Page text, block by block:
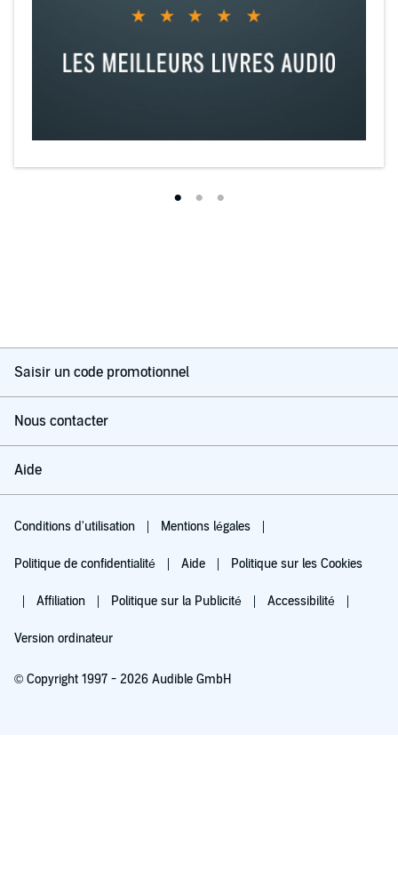
Saisir un code promotionnel
Nous contacter
Aide
Conditions d'utilisation Mentions légales
Politique de confidentialité Aide Politique sur les Cookies
Affiliation Politique sur la Publicité Accessibilité
Version ordinateur
© Copyright 1997 - 2026 Audible GmbH